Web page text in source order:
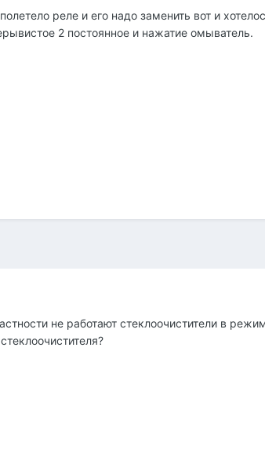
реле и его надо заменить вот и
2 постоянное и нажатие омыватель.
не работают стеклоочистители в